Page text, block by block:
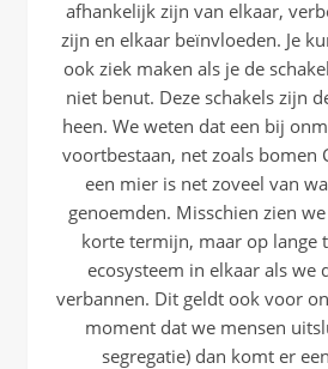
afhankelijk zijn van elkaar,
zijn en elkaar beïnvloeden. Je
ook ziek maken als je de
niet benut. Deze schakels zijn
heen. We weten dat een bij
voortbestaan, net zoals bomen
een mier is net zoveel van
genoemden. Misschien zien
korte termijn, maar op lange
ecosysteem in elkaar als we
verbannen. Dit geldt ook voor
moment dat we mensen
segregatie) dan komt er